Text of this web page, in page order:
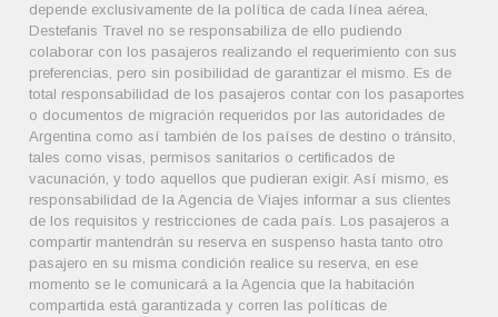
depende exclusivamente de la política de cada línea aérea,
Destefanis Travel no se responsabiliza de ello pudiendo
colaborar con los pasajeros realizando el requerimiento con sus
preferencias, pero sin posibilidad de garantizar el mismo. Es de
total responsabilidad de los pasajeros contar con los pasaportes
o documentos de migración requeridos por las autoridades de
Argentina como así también de los países de destino o tránsito,
tales como visas, permisos sanitarios o certificados de
vacunación, y todo aquellos que pudieran exigir. Así mismo, es
responsabilidad de la Agencia de Viajes informar a sus clientes
de los requisitos y restricciones de cada país. Los pasajeros a
compartir mantendrán su reserva en suspenso hasta tanto otro
pasajero en su misma condición realice su reserva, en ese
momento se le comunicará a la Agencia que la habitación
compartida está garantizada y corren las políticas de